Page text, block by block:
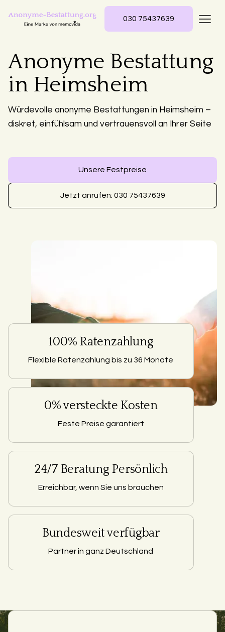
030 75437639
Anonyme Bestattung
in Heimsheim
Würdevolle anonyme Bestattungen in Heimsheim –
diskret, einfühlsam und vertrauensvoll an Ihrer Seite
Unsere Festpreise
Jetzt anrufen: 030 75437639
100% Ratenzahlung
Flexible Ratenzahlung bis zu 36 Monate
0% versteckte Kosten
Feste Preise garantiert
24/7 Beratung Persönlich
Erreichbar, wenn Sie uns brauchen
Bundesweit verfügbar
Partner in ganz Deutschland